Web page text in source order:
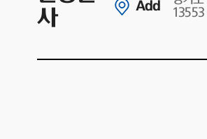
사
Add
13553